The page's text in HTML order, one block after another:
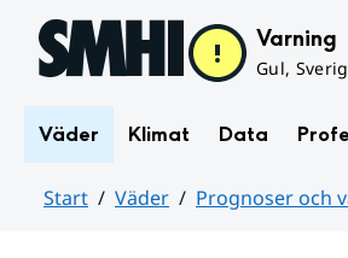
Hoppa till sidans innehåll Varning
Gul,
Väder Klimat Data
Start Väder Prognoser och